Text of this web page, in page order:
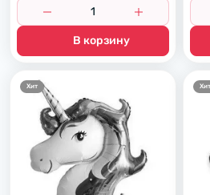
В корзину
Хит Хит